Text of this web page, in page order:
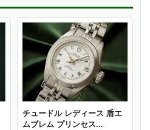
チュードル レディース 盾エ
ムブレム プリンセス...